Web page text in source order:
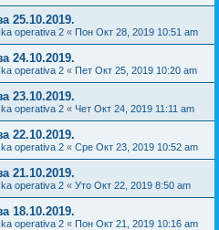
25.10.2019.
operativa 2 « Пон Окт 28, 2019 10:51 am
24.10.2019.
operativa 2 « Пет Окт 25, 2019 10:20 am
23.10.2019.
operativa 2 « Чет Окт 24, 2019 11:11 am
22.10.2019.
operativa 2 « Сре Окт 23, 2019 10:52 am
21.10.2019.
operativa 2 « Уто Окт 22, 2019 8:50 am
18.10.2019.
operativa 2 « Пон Окт 21, 2019 10:16 am